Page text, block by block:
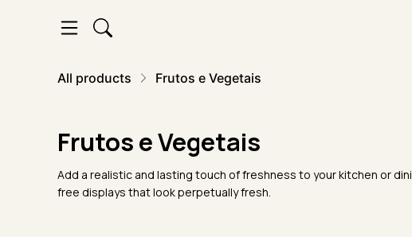
All products Frutos e Vegetais
Frutos e Vegetais
Add a realistic and lasting touch of freshness to your kitchen or
free displays that look perpetually fresh.